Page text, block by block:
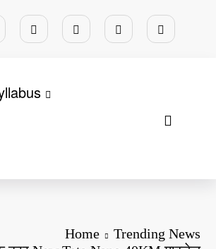
Home
Trending News